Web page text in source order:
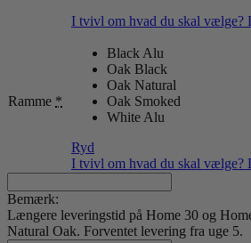
I tvivl om hvad du skal vælge?
Ramme *
Black Alu
Oak Black
Oak Natural
Oak Smoked
White Alu
Ryd
I tvivl om hvad du skal vælge?
Bemærk:
Længere leveringstid på Home 30 og
Natural Oak. Forventet levering fra uge 5.